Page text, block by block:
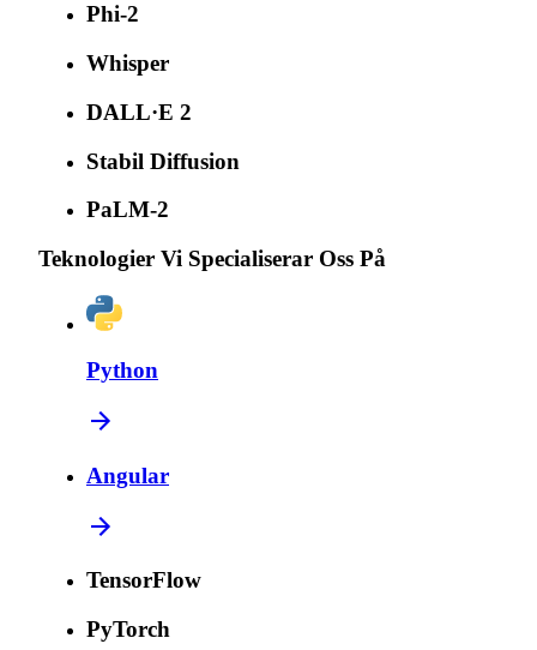
Phi-2
Whisper
DALL·E 2
Stabil Diffusion
PaLM-2
Teknologier Vi Specialiserar Oss På
Python
Angular
TensorFlow
PyTorch